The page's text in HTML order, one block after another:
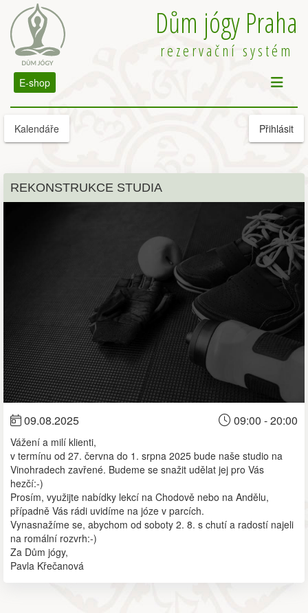
Dům jógy Praha
rezervační systém
E-shop
Kalendáře Přihlásit
REKONSTRUKCE STUDIA
09.08.2025 09:00 - 20:00
Vážení a milí klienti,
v termínu od 27. června do 1. srpna 2025 bude naše studio na
Vinohradech zavřené. Budeme se snažit udělat jej pro Vás
hezčí:-)
Prosím, využijte nabídky lekcí na Chodově nebo na Andělu,
případně Vás rádi uvidíme na józe v parcích.
Vynasnažíme se, abychom od soboty 2. 8. s chutí a radostí najeli
na romální rozvrh:-)
Za Dům jógy,
Pavla Křečanová